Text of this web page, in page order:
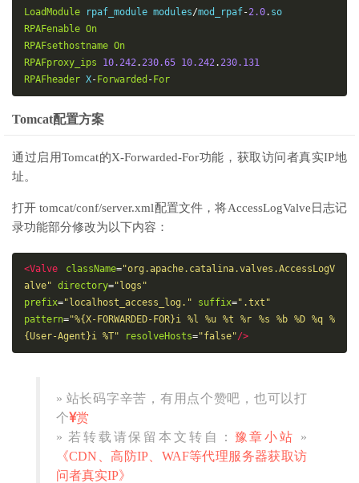
LoadModule rpaf_module modules/mod_rpaf-2.0.
RPAFenable On
RPAFsethostname On
RPAFproxy_ips
10.242 . 230.65 10.242 . 230.131
RPAFheader X-Forwarded -For
Tomcat配置方案
通过启用Tomcat的X-Forwarded-For功能，获取访问者真实IP地
址。
打开tomcat/conf/server.xml配置文件，将AccessLogValve日志记
录功能部分修改为以下内容：
<Valve className="org.apache.catalina.valves.AccessLogV
alve" directory="logs"
prefix="localhost_access_log." suffix=".txt"
pattern="%{X-FORWARDED-FOR}i %l %u %t %r %s %b %D %q %
{User-Agent}i %T"
resolveHosts="false"/>
» 站长码字辛苦，有用点个赞吧，也可以打
个 赏
» 若转载请保留本文转自： 豫章小站
»
《CDN、高防IP、WAF等代理服务器获取访
问者真实IP》